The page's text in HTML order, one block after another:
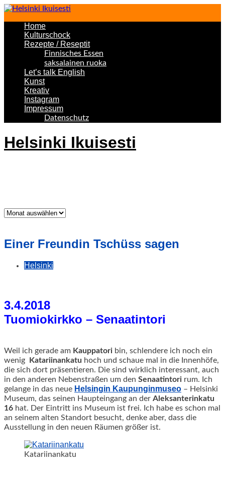
Home
Kulturschock
Rezepte / Reseptit
Finnisches Essen
saksalainen ruoka
Let’s talk English
Kunst
Kreativ
Instagram
Impressum
Datenschutz
Helsinki Ikuisesti
Was
Einer Freundin Tschüss sagen
Helsinki
3.4.2018
Tuomiokirkko – Senaatintori
Weil ich gerade am Kauppatori bin, schlendere ich noch ein
wenig
Katariinankatu hoch und schaue mal in die Innenhöfe,
die sich dort präsentieren. Die sind wirklich interessant, auch
in den anderen Nebenstraßen um den Senaatintori rum. Ich
gelange in das neue Helsingin Kaupunginmuseo – Helsinki
Museum, das seinen Haupteingang an der Aleksanterinkatu
16 hat. Der Eintritt ins Museum ist frei. Ich habe es schon mal
an seinem alten Standort besucht, denke aber, dass die
Ausstellung in den neuen Räumen größer ist.
Katariinankatu